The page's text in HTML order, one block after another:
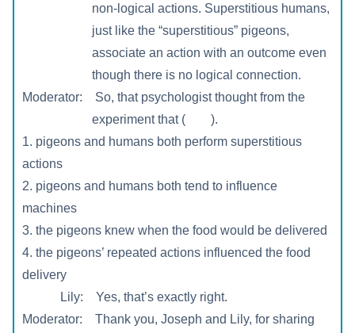
non-logical actions. Superstitious humans,
just like the “superstitious” pigeons,
associate an action with an outcome even
though there is no logical connection.
Moderator: So, that psychologist thought from the
experiment that ( ).
1. pigeons and humans both perform superstitious
actions
2. pigeons and humans both tend to influence
machines
3. the pigeons knew when the food would be delivered
4. the pigeons’ repeated actions influenced the food
delivery
Lily: Yes, that’s exactly right.
Moderator: Thank you, Joseph and Lily, for sharing